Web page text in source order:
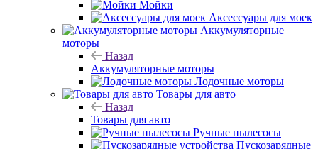
Мойки
Аксессуары для моек
Аккумуляторные
моторы
Назад
Аккумуляторные моторы
Лодочные моторы
Товары для авто
Назад
Товары для авто
Ручные пылесосы
Пускозарядные